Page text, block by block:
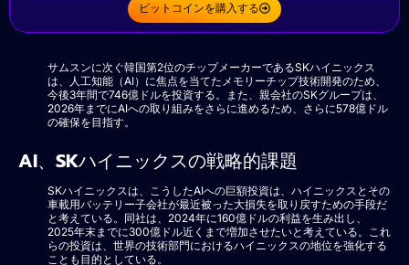
ビットコインを購入する
サムスンに次ぐ韓国第2位のチップメーカーであるSKハイニックス
は、人工知能（AI）に焦点を当てたメモリーチップ技術開発のため、
今後3年間で746億ドルを投資する。また、親会社のSKグループは、
2026年までにAIへの取り組みをさらに進めるため、さらに578億ドル
の確保を目指す。
AI、SKハイニックスの戦略的課題
SKハイニックスは、こうしたAIへの巨額投資は、ハイニックスとその
車載用バッテリー子会社が最近被った大損失を取り戻すための手段だ
と考えている。同社は、2024年に160億ドルの利益を生み出し、
2025年末までに300億ドル近くまで増加させたいと考えている。これ
らの投資は、世界の技術部門におけるハイニックスの地位を強化する
ことも目的としている。